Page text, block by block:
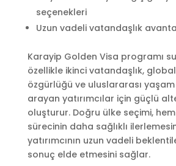
seçenekleri
Uzun vadeli vatandaşlık
Karayip Golden Visa programı
özellikle ikinci vatandaşlık,
özgürlüğü ve uluslararası
arayan yatırımcılar için güçlü
oluşturur. Doğru ülke seçimi,
sürecinin daha sağlıklı
yatırımcının uzun vadeli
sonuç elde etmesini sağlar.